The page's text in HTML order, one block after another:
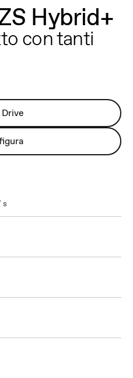
Hybrid+
con tanti
s